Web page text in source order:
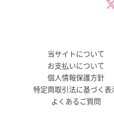
当サイトについて
お支払いについて
個人情報保護方針
特定商取引法に基づく表
よくあるご質問